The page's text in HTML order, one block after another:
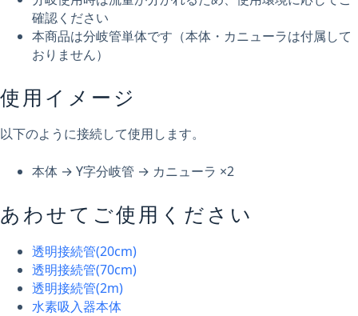
確認ください
本商品は分岐管単体です（本体・カニューラは付属して
おりません）
使用イメージ
以下のように接続して使用します。
本体 → Y字分岐管 → カニューラ ×2
あわせてご使用ください
透明接続管(20cm)
透明接続管(70cm)
透明接続管(2m)
水素吸入器本体